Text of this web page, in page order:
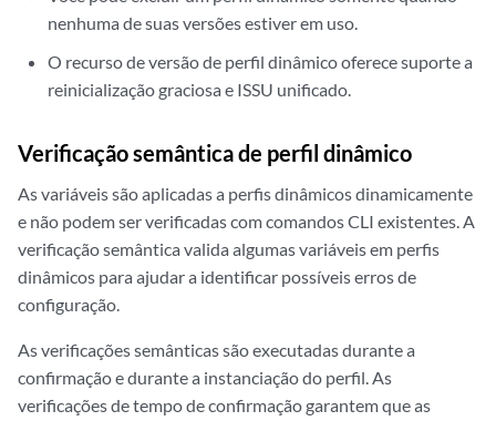
nenhuma de suas versões estiver em uso.
O recurso de versão de perfil dinâmico oferece suporte a
reinicialização graciosa e ISSU unificado.
Verificação semântica de perfil dinâmico
As variáveis são aplicadas a perfis dinâmicos dinamicamente
e não podem ser verificadas com comandos CLI existentes. A
verificação semântica valida algumas variáveis em perfis
dinâmicos para ajudar a identificar possíveis erros de
configuração.
As verificações semânticas são executadas durante a
confirmação e durante a instanciação do perfil. As
verificações de tempo de confirmação garantem que as